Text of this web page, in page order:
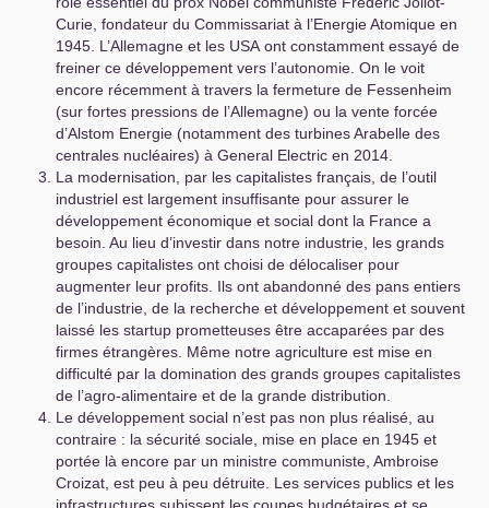
Curie, fondateur du Commissariat à l’Energie Atomique en
1945. L’Allemagne et les USA ont constamment essayé de
freiner ce développement vers l’autonomie. On le voit
encore récemment à travers la fermeture de Fessenheim
(sur fortes pressions de l’Allemagne) ou la vente forcée
d’Alstom Energie (notamment des turbines Arabelle des
centrales nucléaires) à General Electric en 2014.
La modernisation, par les capitalistes français, de l’outil
industriel est largement insuffisante pour assurer le
développement économique et social dont la France a
besoin. Au lieu d’investir dans notre industrie, les grands
groupes capitalistes ont choisi de délocaliser pour
augmenter leur profits. Ils ont abandonné des pans entiers
de l’industrie, de la recherche et développement et souvent
laissé les startup prometteuses être accaparées par des
firmes étrangères. Même notre agriculture est mise en
difficulté par la domination des grands groupes capitalistes
de l’agro-alimentaire et de la grande distribution.
Le développement social n’est pas non plus réalisé, au
contraire : la sécurité sociale, mise en place en 1945 et
portée là encore par un ministre communiste, Ambroise
Croizat, est peu à peu détruite. Les services publics et les